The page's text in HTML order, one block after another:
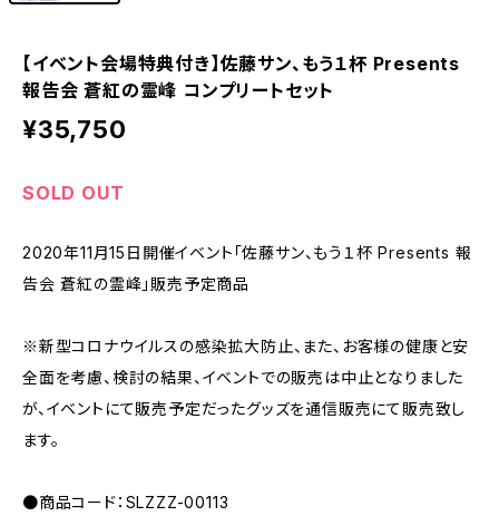
【イベント会場特典付き】佐藤サン、もう１杯 Presents
報告会 蒼紅の霊峰 コンプリートセット
¥35,750
SOLD OUT
2020年11月15日開催イベント「佐藤サン、もう１杯 Presents 報
告会 蒼紅の霊峰」販売予定商品
※新型コロナウイルスの感染拡大防止、また、お客様の健康と安
全面を考慮、検討の結果、イベントでの販売は中止となりました
が、イベントにて販売予定だったグッズを通信販売にて販売致し
ます。
●商品コード：SLZZZ-00113